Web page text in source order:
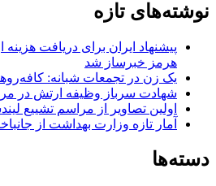
نوشته‌های تازه
پیشنهاد ایران برای دریافت
هرمز خبرساز شد
یک زن در تجمعات شبانه:
شهادت سرباز وظیفه ارتش در
اولین تصاویر از مراسم تشییع
آمار تازه وزارت بهداشت از
دسته‌ها